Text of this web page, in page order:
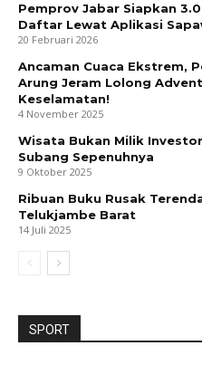
Pemprov Jabar Siapkan
Daftar Lewat Aplikasi
20 Februari 2026
Ancaman Cuaca Ekstrem,
Arung Jeram Lolong
Keselamatan!
4 November 2025
Wisata Bukan Milik
Subang Sepenuhnya
9 Oktober 2025
Ribuan Buku Rusak
Telukjambe Barat
14 Juli 2025
SPORT